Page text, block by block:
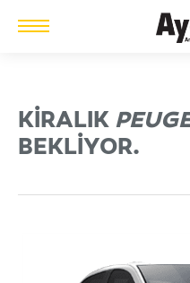
KIRALIK
BEKLIYOR.